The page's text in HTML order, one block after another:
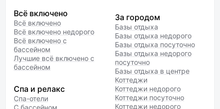
Всё включено
Всё включено
Всё включено недорого
Всё включено с
бассейном
Лучшие всё включено с
бассейном
Спа и релакс
Спа-отели
С бассейном
За городом
Базы отдыха
Базы отдыха недорого
Базы отдыха посуточно
Базы отдыха недорого
посуточно
Базы отдыха в центре
Коттеджи
Коттеджи недорого
Коттеджи посуточно
Коттеджи недорого